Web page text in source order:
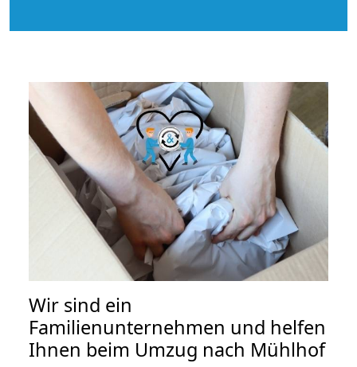
Wir sind ein
Familienunternehmen und helfen
Ihnen beim Umzug nach Mühlhof